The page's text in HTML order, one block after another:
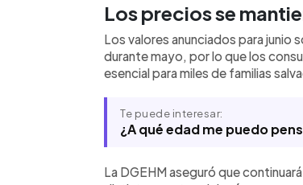
Los precios se
Los valores anunciados para
durante mayo, por lo que los
esencial para miles de familias
Te puede interesar:
¿A qué edad me puedo
La DGEHM aseguró que